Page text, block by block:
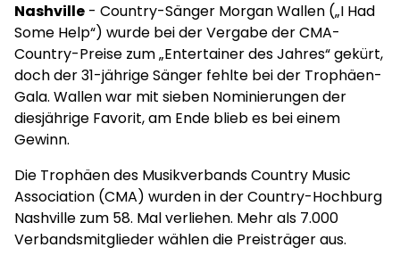
Nashville - Country-Sänger Morgan Wallen („I Had
Some Help“) wurde bei der Vergabe der CMA-
Country-Preise zum „Entertainer des Jahres“ gekürt,
doch der 31-jährige Sänger fehlte bei der Trophäen-
Gala. Wallen war mit sieben Nominierungen der
diesjährige Favorit, am Ende blieb es bei einem
Gewinn.
Die Trophäen des Musikverbands Country Music
Association (CMA) wurden in der Country-Hochburg
Nashville zum 58. Mal verliehen. Mehr als 7.000
Verbandsmitglieder wählen die Preisträger aus.